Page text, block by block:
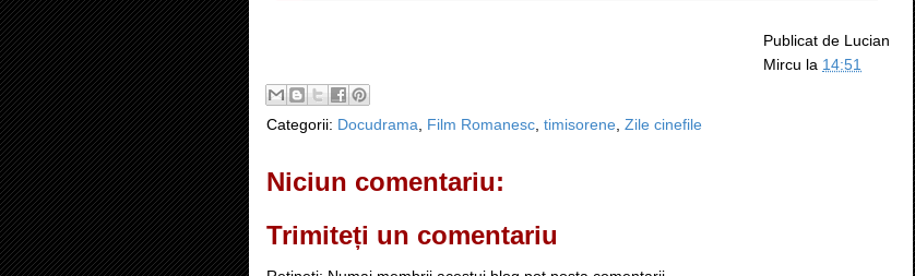
Publicat de Lucian
Mircu la 14:51
Categorii: Docudrama Film Romanesc timisorene Zile cinefile
Niciun comentariu:
Trimiteți un comentariu